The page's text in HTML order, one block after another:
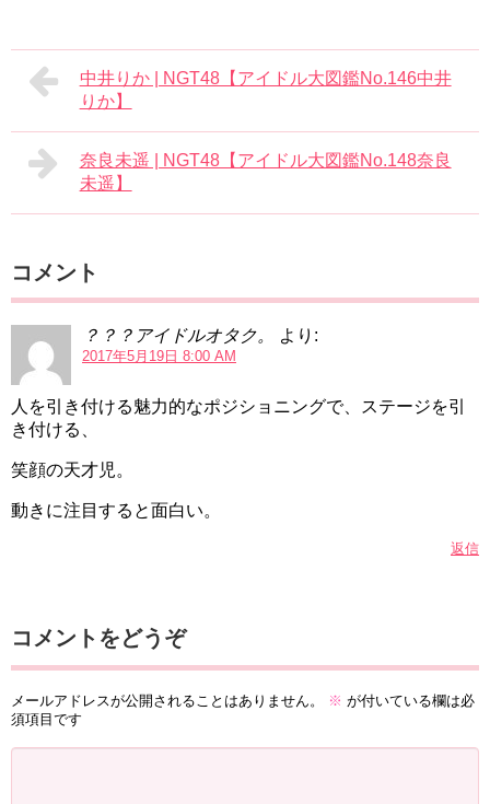
中井りか | NGT48【アイドル大図鑑No.146中井
りか】
奈良未遥 | NGT48【アイドル大図鑑No.148奈良
未遥】
コメント
？？？アイドルオタク。 より:
2017年5月19日 8:00 AM
人を引き付ける魅力的なポジショニングで、ステージを引
き付ける、
笑顔の天才児。
動きに注目すると面白い。
返信
コメントをどうぞ
メールアドレスが公開されることはありません。 ※ が付いている欄は必
須項目です